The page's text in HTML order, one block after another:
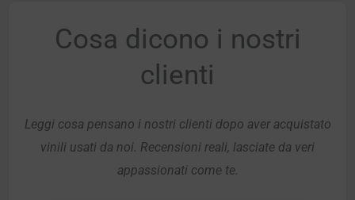
Cosa dicono i nostri
clienti
Leggi cosa pensano i nostri clienti dopo aver acquistato
vinili usati da noi. Recensioni reali, lasciate da veri
appassionati come te.